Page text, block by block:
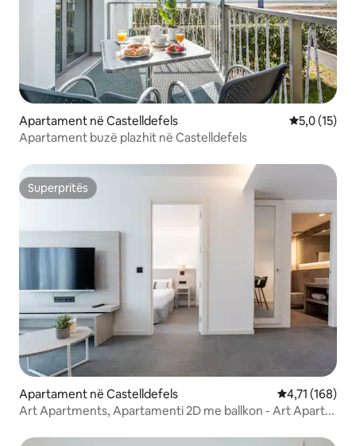
Apartament në Castelldefels Vlerësimi
5,0 (15)
Apartament buzë plazhit në Castelldefels
Superpritës
Superpritës
Apartament në Castelldefels Vlerësimi
4,71 (168)
Art Apartments, Apartamenti 2D me ballkon - Art Apart...